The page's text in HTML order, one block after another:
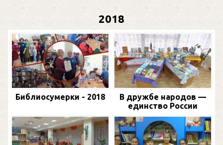
2018
Библиосумерки - 2018
В дружбе народов —
единство России